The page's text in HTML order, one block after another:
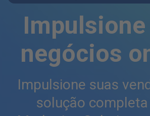
Parceiros
Brasil (PT)
negócios
Impulsione suas
solução completa